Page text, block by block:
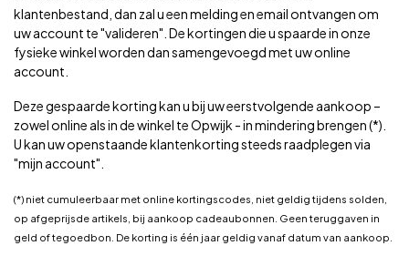
klantenbestand, dan zal u een melding en email ontvangen om
uw account te "valideren". De kortingen die u spaarde in onze
fysieke winkel worden dan samengevoegd met uw online
account.
Deze gespaarde korting kan u bij uw eerstvolgende aankoop –
zowel online als in de winkel te Opwijk - in mindering brengen (*).
U kan uw openstaande klantenkorting steeds raadplegen via
"mijn account".
(*) niet cumuleerbaar met online kortingscodes, niet geldig tijdens solden,
op afgeprijsde artikels, bij aankoop cadeaubonnen. Geen teruggaven in
geld of tegoedbon. De korting is één jaar geldig vanaf datum van aankoop.